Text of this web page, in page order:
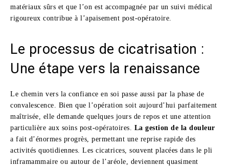
matériaux sûrs et que l’on est accompagnée par un suivi médical
rigoureux contribue à l’apaisement post-opératoire.
Le processus de cicatrisation :
Une étape vers la renaissance
Le chemin vers la confiance en soi passe aussi par la phase de
convalescence. Bien que l’opération soit aujourd’hui parfaitement
maîtrisée, elle demande quelques jours de repos et une attention
particulière aux soins post-opératoires. La gestion de la douleur
a fait d’énormes progrès, permettant une reprise rapide des
activités quotidiennes. Les cicatrices, souvent placées dans le pli
inframammaire ou autour de l’aréole, deviennent quasiment